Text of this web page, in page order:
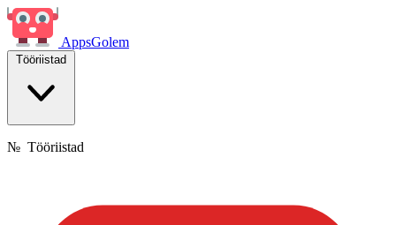
AppsGolem
Tööriistad
№ Tööriistad